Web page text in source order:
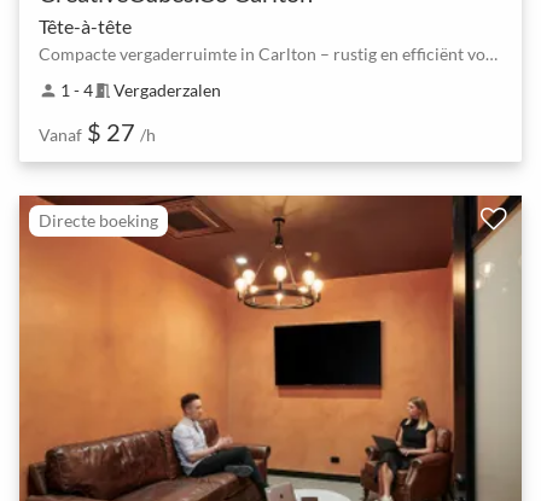
Tête-à-tête
Compacte vergaderruimte in Carlton – rustig en efficiënt voor 1–4 personen
person 1 - 4meeting_room Vergaderzalen
Vanaf $ 27 /h
Directe boeking